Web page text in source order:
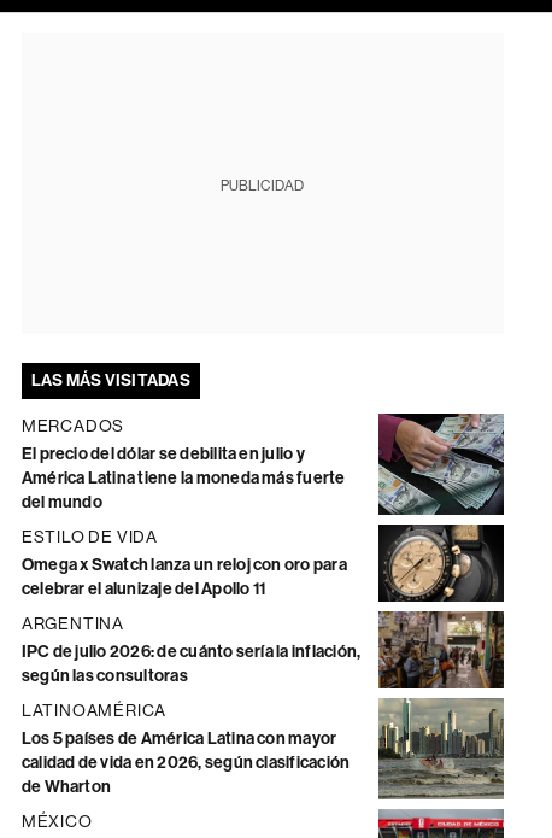
PUBLICIDAD
LAS MÁS VISITADAS
MERCADOS
El precio del dólar se debilita en julio y
América Latina tiene la moneda más fuerte
del mundo
ESTILO DE VIDA
Omega x Swatch lanza un reloj con oro para
celebrar el alunizaje del Apollo 11
ARGENTINA
IPC de julio 2026: de cuánto sería la inflación,
según las consultoras
LATINOAMÉRICA
Los 5 países de América Latina con mayor
calidad de vida en 2026, según clasificación
de Wharton
MÉXICO